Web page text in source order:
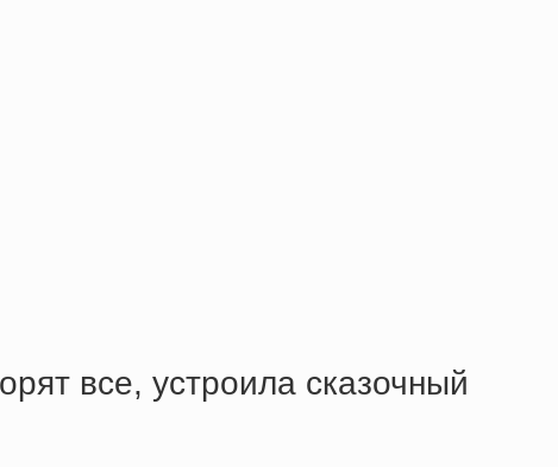
все, устроила сказочный